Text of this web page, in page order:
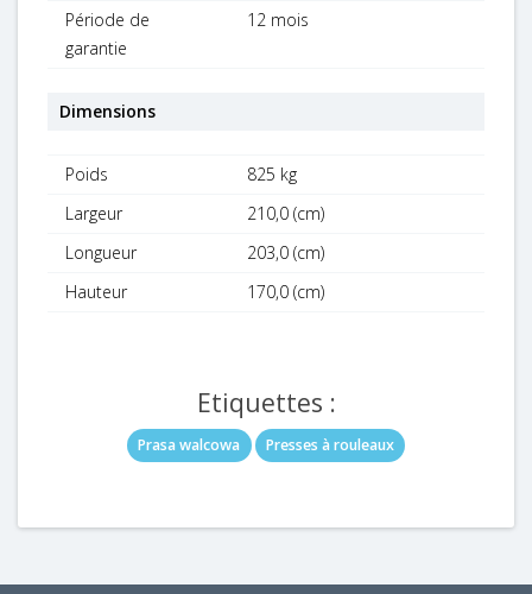
Période de
garantie
12 mois
Dimensions
Poids
825 kg
Largeur
210,0 (cm)
Longueur
203,0 (cm)
Hauteur
170,0 (cm)
Etiquettes :
Prasa walcowa Presses à rouleaux